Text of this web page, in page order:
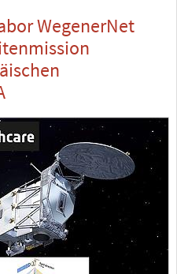
WegenerNet